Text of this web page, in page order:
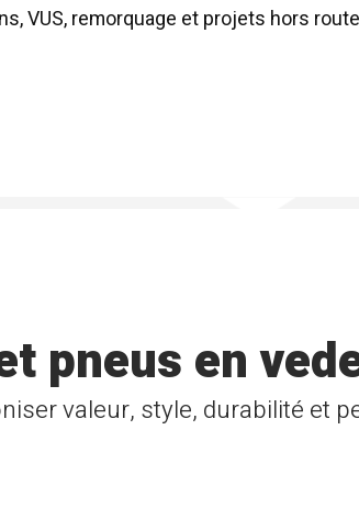
VUS, remorquage et projets hors
valeur, style, durabilité et
pneus en